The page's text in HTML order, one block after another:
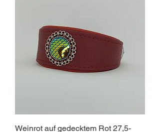
Weinrot auf gedecktem Rot 27,5-